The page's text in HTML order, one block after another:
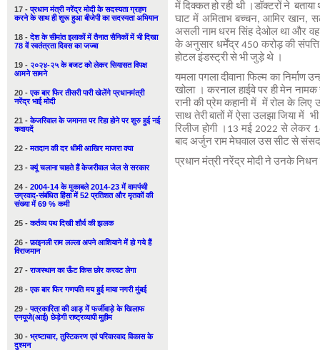
17 -प्रधान मंत्री नरेंद्र मोदी के सदस्यता ग्रहण
करने के साथ ही शुरू हुआ बीजेपी का सदस्यता अभियान
18 -देश के सीमांत इलाकों में तैनात सैनिकों में भी दिखा
78 वें स्वतंत्रता दिवस का जज्बा
19 - २०२४-२५ के बजट को लेकर सियासत विपक्ष
आमने सामने
20 -एक बार फिर तीसरी पारी खेलेंगे प्रधानमंत्री
नरेंद्र भाई मोदी
21 -केजरिवाल के जमानत पर रिहा होने पर शुरु हुई नई
कवायदें
22 -मतदान की दर धीमी आखिर माजरा क्या
23 -क्यूं चलाना चाहते हैं केजरीवाल जेल से सरकार
24 - 2004-14 के मुकाबले 2014-23 में वामपंथी
उग्रवाद-संबंधित हिंसा में 52 प्रतिशत और मृतकों की
संख्या में 69 % कमी
25 -कर्तव्य पथ दिखी शौर्य की झलक
26 -फ़ाइनली राम लल्ला अपने आशियाने में हो गये हैं
विराजमान
27 -राजस्थान का ऊँट किस छोर करवट लेगा
28 -एक बार फिर गणपति मय हुई माया नगरी मुंबई
29 -पत्रकारिता की आड़ में फर्जीवाड़े के खिलाफ
एनयूजे(आई) छेड़ेगी राष्ट्रव्यापी मुहीम
30 - भ्रष्टाचार, तुस्टिकरण एवं परिवारवाद विकास के
दुश्मन
में दिक्कत हो रही थी ।डॉक्टरों ने
घाट में अमिताभ बच्चन, आमिर खान,
असली नाम धरम सिंह देओल था और वह
के अनुसार धर्मेंद्र 450 करोड़ की
होटल इंडस्ट्री से भी जुड़े थे ।
यमला पगला दीवाना फिल्म का निर्माण
खोला । करनाल हाईवे पर ही मेन नामक
रानी की प्रेम कहानी में में रोल के लिए
साथ तेरी बातों में ऐसा उलझा जिया
रिलीज होगी ।13 मई 2022 से लेकर
बाद अर्जुन राम मेघवाल उस सीट से
प्रधान मंत्री नरेंद्र मोदी ने उनके